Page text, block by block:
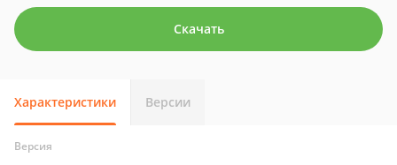
Скачать
Характеристики Версии
Версия